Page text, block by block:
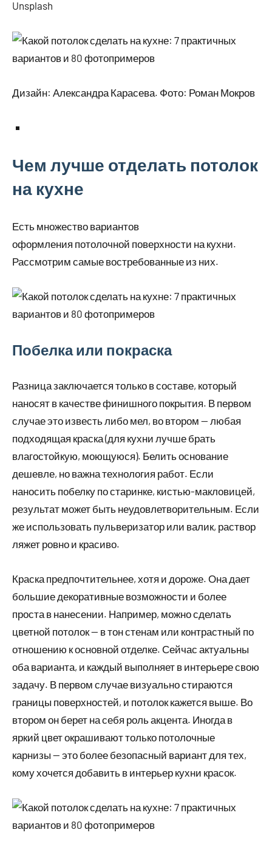
Unsplash
Дизайн: Александра Карасева. Фото: Роман Мокров
Чем лучше отделать потолок
на кухне
Есть множество вариантов
оформления потолочной поверхности на кухни.
Рассмотрим самые востребованные из них.
Побелка или покраска
Разница заключается только в составе, который
наносят в качестве финишного покрытия. В первом
случае это известь либо мел, во втором — любая
подходящая краска (для кухни лучше брать
влагостойкую, моющуюся). Белить основание
дешевле, но важна технология работ. Если
наносить побелку по старинке, кистью-макловицей,
результат может быть неудовлетворительным. Если
же использовать пульверизатор или валик, раствор
ляжет ровно и красиво.
Краска предпочтительнее, хотя и дороже. Она дает
большие декоративные возможности и более
проста в нанесении. Например, можно сделать
цветной потолок — в тон стенам или контрастный по
отношению к основной отделке. Сейчас актуальны
оба варианта, и каждый выполняет в интерьере свою
задачу. В первом случае визуально стираются
границы поверхностей, и потолок кажется выше. Во
втором он берет на себя роль акцента. Иногда в
яркий цвет окрашивают только потолочные
карнизы — это более безопасный вариант для тех,
кому хочется добавить в интерьер кухни красок.